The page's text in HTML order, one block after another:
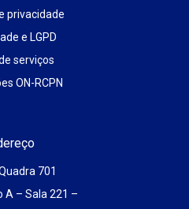
privacidade
e LGPD
serviços
ON-RCPN
701
A – Sala 221 –